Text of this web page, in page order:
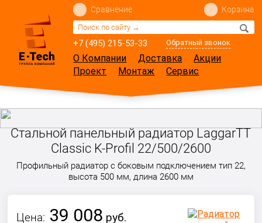
+7 (495) 215-53-33 Обратный звонок
Сравнение Корзина
О Компании Доставка
Акции
Проект
Монтаж Сервис
Стальной панельный радиатор LaggarTT
Classic K-Profil 22/500/2600
Профильный радиатор с боковым подключением тип 22,
высота 500 мм, длина 2600 мм
Цена: 39 008 руб.